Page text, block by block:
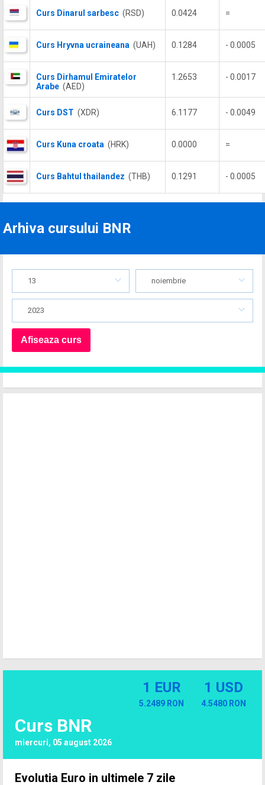
Curs Dinarul sarbesc (RSD) 0.0424 =
Curs Hryvna ucraineana (UAH) 0.1284 - 0.0005
Curs Dirhamul Emiratelor
Arabe (AED)
1.2653 - 0.0017
Curs DST (XDR) 6.1177 - 0.0049
Curs Kuna croata (HRK) 0.0000 =
Curs Bahtul thailandez (THB) 0.1291 - 0.0005
Arhiva cursului BNR
13 noiembrie
2023
Curs BNR
miercuri, 05 august 2026
1 EUR
5.2489 RON
1 USD
4.5480 RON
Evolutia Euro in ultimele 7 zile